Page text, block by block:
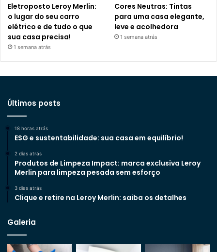
Eletroposto Leroy Merlin:
o lugar do seu carro
elétrico e de tudo o que
sua casa precisa!
1 semana atrás
Cores Neutras: Tintas
para uma casa elegante,
leve e acolhedora
1 semana atrás
Últimos posts
18 horas atrás
ESG e sustentabilidade: sua casa em equilíbrio!
2 dias atrás
Produtos de Limpeza Impact: marca exclusiva Leroy
Merlin para limpeza pesada sem esforço
3 dias atrás
Clique e retire na Leroy Merlin: saiba os detalhes
Galeria